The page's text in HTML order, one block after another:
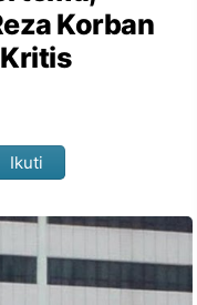
Korban
Ikuti